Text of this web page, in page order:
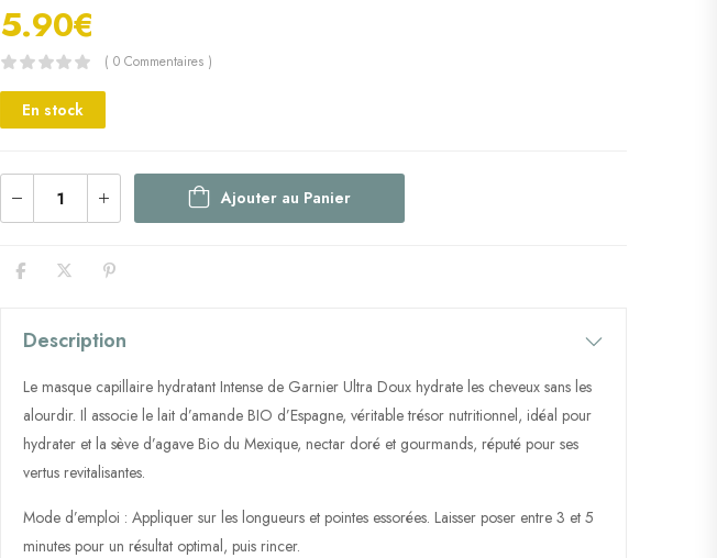
5.90€
( 0 Commentaires )
En stock
Ajouter au Panier
Description
Le masque capillaire hydratant Intense de Garnier Ultra Doux hydrate les cheveux sans les
alourdir. Il associe le lait d’amande BIO d’Espagne, véritable trésor nutritionnel, idéal pour
hydrater et la sève d’agave Bio du Mexique, nectar doré et gourmands, réputé pour ses
vertus revitalisantes.
Mode d’emploi : Appliquer sur les longueurs et pointes essorées. Laisser poser entre 3 et 5
minutes pour un résultat optimal, puis rincer.